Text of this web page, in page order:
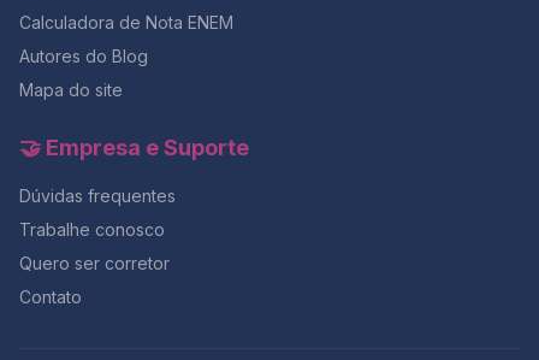
Calculadora de Nota ENEM
Autores do Blog
Mapa do site
🤝 Empresa e Suporte
Dúvidas frequentes
Trabalhe conosco
Quero ser corretor
Contato